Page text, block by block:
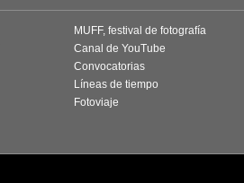
MUFF, festival de fotografía
Canal de YouTube
Convocatorias
Líneas de tiempo
Fotoviaje